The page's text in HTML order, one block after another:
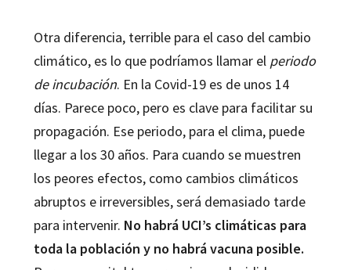
Otra diferencia, terrible para el caso del cambio
climático, es lo que podríamos llamar el periodo
de incubación. En la Covid-19 es de unos 14
días. Parece poco, pero es clave para facilitar su
propagación. Ese periodo, para el clima, puede
llegar a los 30 años. Para cuando se muestren
los peores efectos, como cambios climáticos
abruptos e irreversibles, será demasiado tarde
para intervenir. No habrá UCI’s climáticas para
toda la población y no habrá vacuna posible.